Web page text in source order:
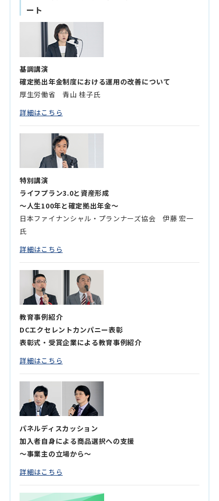
ート
基調講演
確定拠出年金制度における運用の改善について
厚生労働省 青山 桂子氏
詳細はこちら
特別講演
ライフプラン3.0と資産形成
～人生100年と確定拠出年金～
日本ファイナンシャル・プランナーズ協会 伊藤 宏一
氏
詳細はこちら
教育事例紹介
DCエクセレントカンパニー表彰
表彰式・受賞企業による教育事例紹介
詳細はこちら
パネルディスカッション
加入者自身による商品選択への支援
～事業主の立場から～
詳細はこちら